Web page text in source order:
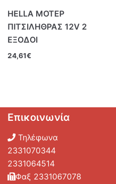
HELLA ΜΟΤΕΡ
ΠΙΤΣΙΛΗΘΡΑΣ 12V 2
ΕΞΟΔΟΙ
24,61€
Επικοινωνία
Τηλέφωνα
2331070344
2331064514
Φαξ 2331067078